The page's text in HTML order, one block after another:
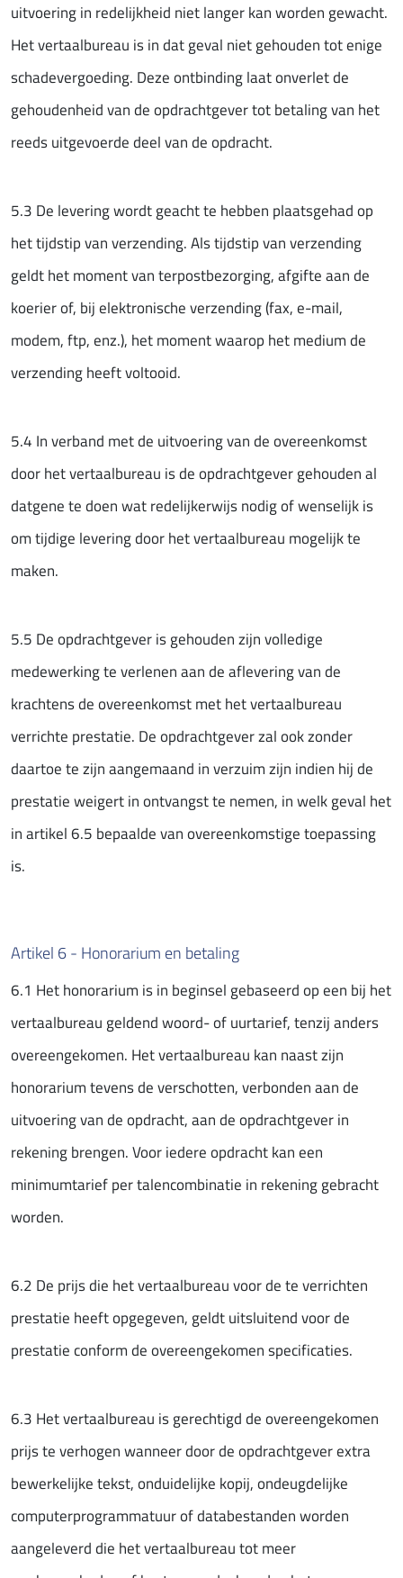
uitvoering in redelijkheid niet langer kan worden gewacht.
Het vertaalbureau is in dat geval niet gehouden tot enige
schadevergoeding. Deze ontbinding laat onverlet de
gehoudenheid van de opdrachtgever tot betaling van het
reeds uitgevoerde deel van de opdracht.
5.3 De levering wordt geacht te hebben plaatsgehad op
het tijdstip van verzending. Als tijdstip van verzending
geldt het moment van terpostbezorging, afgifte aan de
koerier of, bij elektronische verzending (fax, e-mail,
modem, ftp, enz.), het moment waarop het medium de
verzending heeft voltooid.
5.4 In verband met de uitvoering van de overeenkomst
door het vertaalbureau is de opdrachtgever gehouden al
datgene te doen wat redelijkerwijs nodig of wenselijk is
om tijdige levering door het vertaalbureau mogelijk te
maken.
5.5 De opdrachtgever is gehouden zijn volledige
medewerking te verlenen aan de aflevering van de
krachtens de overeenkomst met het vertaalbureau
verrichte prestatie. De opdrachtgever zal ook zonder
daartoe te zijn aangemaand in verzuim zijn indien hij de
prestatie weigert in ontvangst te nemen, in welk geval het
in artikel 6.5 bepaalde van overeenkomstige toepassing
is.
Artikel 6 - Honorarium en betaling
6.1 Het honorarium is in beginsel gebaseerd op een bij het
vertaalbureau geldend woord- of uurtarief, tenzij anders
overeengekomen. Het vertaalbureau kan naast zijn
honorarium tevens de verschotten, verbonden aan de
uitvoering van de opdracht, aan de opdrachtgever in
rekening brengen. Voor iedere opdracht kan een
minimumtarief per talencombinatie in rekening gebracht
worden.
6.2 De prijs die het vertaalbureau voor de te verrichten
prestatie heeft opgegeven, geldt uitsluitend voor de
prestatie conform de overeengekomen specificaties.
6.3 Het vertaalbureau is gerechtigd de overeengekomen
prijs te verhogen wanneer door de opdrachtgever extra
bewerkelijke tekst, onduidelijke kopij, ondeugdelijke
computerprogrammatuur of databestanden worden
aangeleverd die het vertaalbureau tot meer